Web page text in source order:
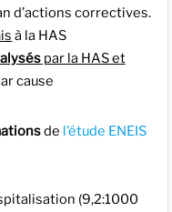
d’actions correctives.
à la HAS
par la HAS et
cause
de l’étude ENEIS
(9,2:1000